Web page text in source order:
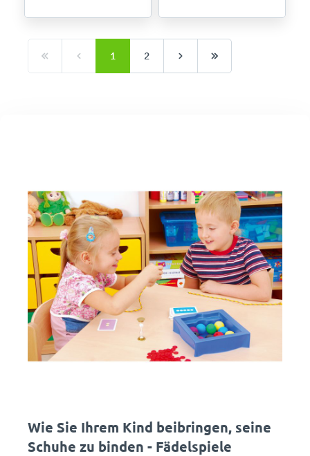
1 2
Wie Sie Ihrem Kind beibringen, seine
Schuhe zu binden - Fädelspiele